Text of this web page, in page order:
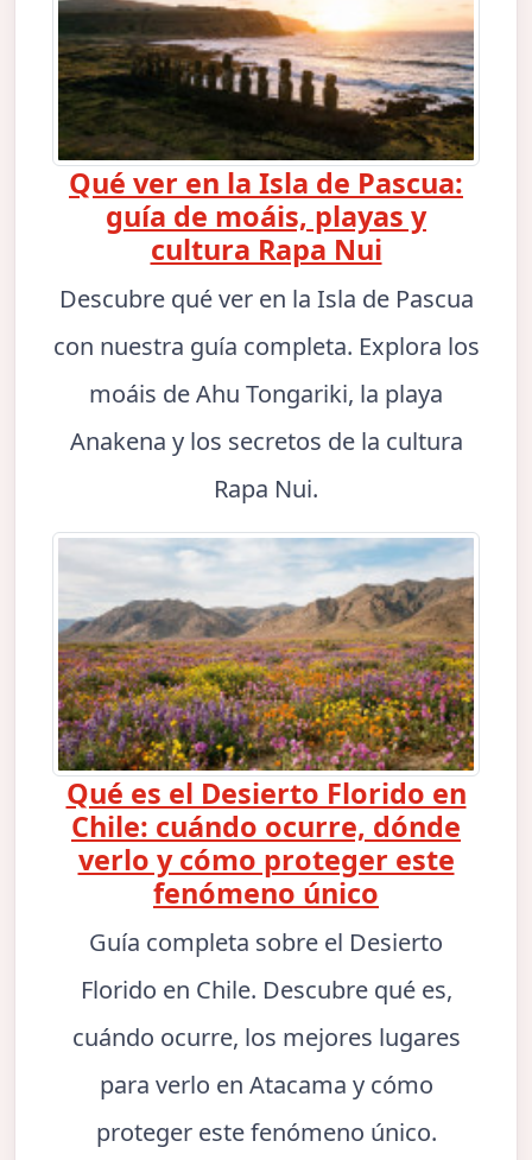
Qué ver en la Isla de Pascua:
guía de moáis, playas y
cultura Rapa Nui
Descubre qué ver en la Isla de Pascua
con nuestra guía completa. Explora los
moáis de Ahu Tongariki, la playa
Anakena y los secretos de la cultura
Rapa Nui.
Qué es el Desierto Florido en
Chile: cuándo ocurre, dónde
verlo y cómo proteger este
fenómeno único
Guía completa sobre el Desierto
Florido en Chile. Descubre qué es,
cuándo ocurre, los mejores lugares
para verlo en Atacama y cómo
proteger este fenómeno único.